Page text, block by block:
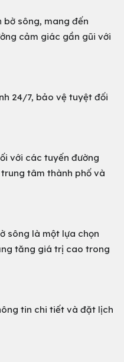
bờ sông, mang đến
cảm giác gần gũi với
24/7, bảo vệ tuyệt đối
với các tuyến đường
tâm thành phố và
sông là một lựa chọn
tăng giá trị cao trong
tin chi tiết và đặt lịch